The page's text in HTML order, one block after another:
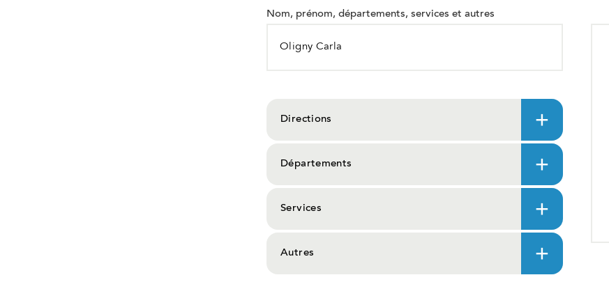
Nom, prénom, départements, services et autres
Directions
Départements
Services
Autres